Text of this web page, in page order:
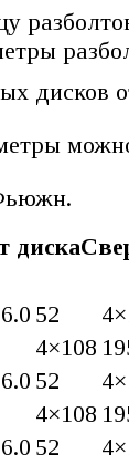
дисков
диска
52
4×108
52
4×108
52